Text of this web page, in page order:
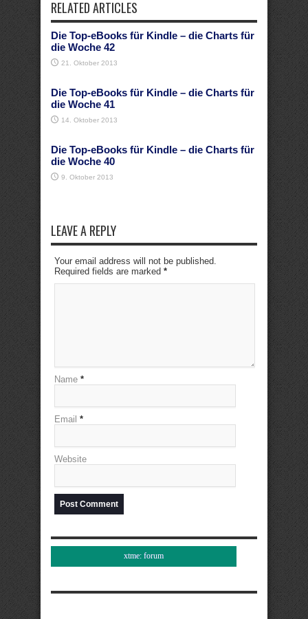
RELATED ARTICLES
Die Top-eBooks für Kindle – die Charts für
die Woche 42
21. Oktober 2013
Die Top-eBooks für Kindle – die Charts für
die Woche 41
14. Oktober 2013
Die Top-eBooks für Kindle – die Charts für
die Woche 40
9. Oktober 2013
LEAVE A REPLY
Your email address will not be published.
Required fields are marked *
Name *
Email *
Website
xtme: forum